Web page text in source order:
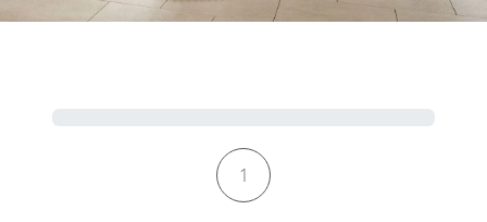
Kontaktformular-Fortschritt
1